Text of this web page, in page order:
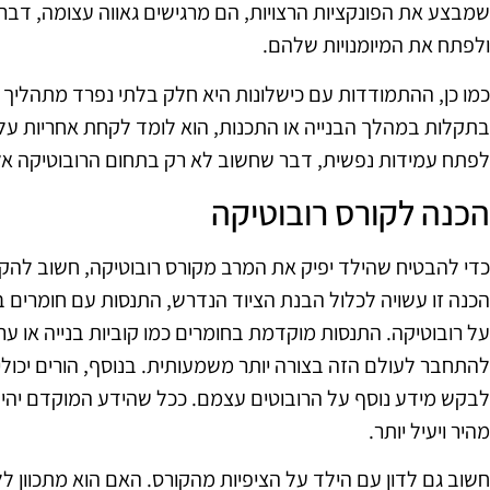
שמבצע את הפונקציות הרצויות, הם מרגישים גאווה עצומה,
ולפתח את המיומנויות שלהם.
כמו כן, ההתמודדות עם כישלונות היא חלק בלתי נפרד
בתקלות במהלך הבנייה או התכנות, הוא לומד לקחת אחריות על
לפתח עמידות נפשית, דבר שחשוב לא רק בתחום הרובוטיקה
הכנה לקורס רובוטיקה
כדי להבטיח שהילד יפיק את המרב מקורס רובוטיקה, חשוב
הכנה זו עשויה לכלול הבנת הציוד הנדרש, התנסות עם חומרים
על רובוטיקה. התנסות מוקדמת בחומרים כמו קוביות בנייה או
להתחבר לעולם הזה בצורה יותר משמעותית. בנוסף, הורים
לבקש מידע נוסף על הרובוטים עצמם. ככל שהידע המוקדם
מהיר ויעיל יותר.
חשוב גם לדון עם הילד על הציפיות מהקורס. האם הוא מתכוון